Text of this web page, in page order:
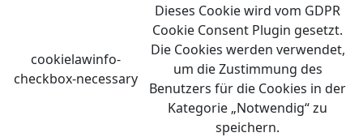
cookielawinfo-
checkbox-necessary
Dieses Cookie wird vom GDPR
Cookie Consent Plugin gesetzt.
Die Cookies werden verwendet,
um die Zustimmung des
Benutzers für die Cookies in der
Kategorie „Notwendig“ zu
speichern.